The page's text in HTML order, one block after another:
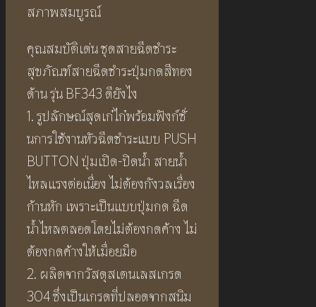
สภาพสมบูรณ์
คุณสมบัติเด่น ชุดสายฉีดชำระ
สุขภัณฑ์สายฉีดชำระปุ่มกดสีทอง
ด้าน รุ่น BF343 ดียังไง
1. รูปลักษณ์สุดเก๋ไก๋พร้อมฟังก์ชั่
นการใช้งานหัวฉีดชำระแบบ PUSH
BUTTON ปุ่มเปิด-ปิดน้ำ สายน้ำ
ไหลแรงต่อเนื่อง ไม่ต้องกังวลเรื่อง
ก้านหัก เพราะเป็นแบบปุ่มกด ฉีด
น้ำไหลตลอดโดยไม่ต้องกดค้าง ไม่
ต้องกดค้างให้เมื่อยมือ
2. ผลิตจากวัสดุสเตนเลสเกรด
304 ซึ่งเป็นเกรดที่ปลอดจากสนิม